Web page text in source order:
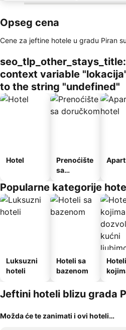
Opseg cena
Cene za jeftine hotele u gradu Piran
context variable
to the string "undefined"
Hotel
Prenoćište
sa
Popularne kategorije
Luksuzni
hoteli
Hoteli sa
bazenom
kućni
Jeftini hoteli blizu grada
Možda će te zanimati i ovi hoteli…